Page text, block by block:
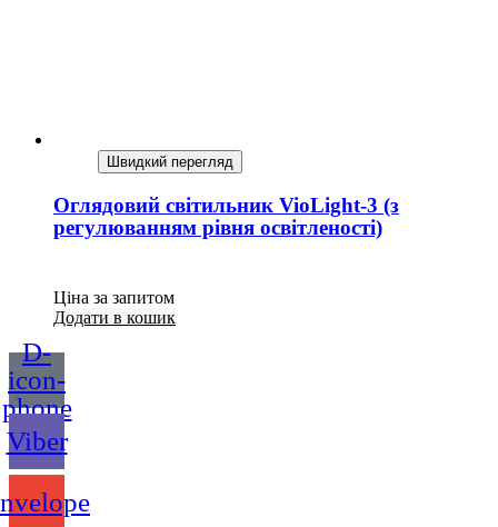
Швидкий перегляд
Оглядовий світильник VioLight-3 (з
регулюванням рівня освітленості)
Ціна за запитом
Додати в кошик
D-
icon-
phone
Viber